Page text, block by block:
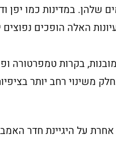
במדינות כמו יפן
האלה הופכים נפוצים
בקרות טמפרטורה
משינוי רחב יותר
על היגיינת חדר